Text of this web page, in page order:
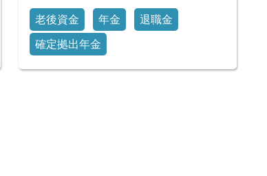
老後資金 年金
退職金
確定拠出年金